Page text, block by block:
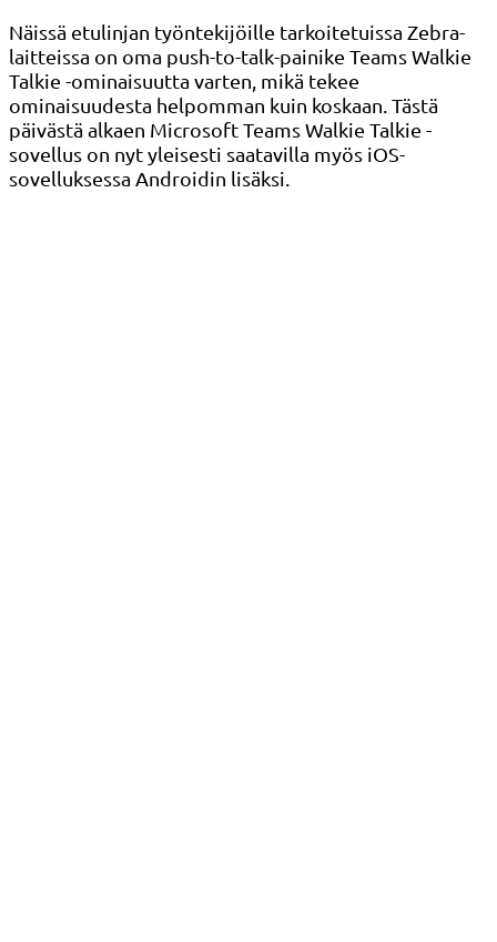
Näissä etulinjan työntekijöille tarkoitetuissa Zebra-
laitteissa on oma push-to-talk-painike Teams Walkie
Talkie -ominaisuutta varten, mikä tekee
ominaisuudesta helpomman kuin koskaan. Tästä
päivästä alkaen Microsoft Teams Walkie Talkie -
sovellus on nyt yleisesti saatavilla myös iOS-
sovelluksessa Androidin lisäksi.